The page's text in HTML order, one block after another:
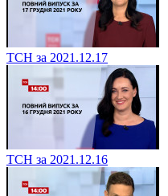
ТСН за 2021.12.17
ТСН за 2021.12.16